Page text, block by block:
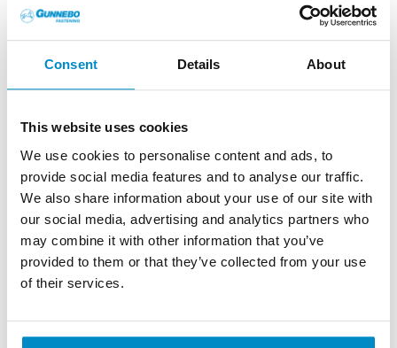
Consent Details About
This website uses cookies
We use cookies to personalise content and ads, to
provide social media features and to analyse our traffic.
We also share information about your use of our site with
our social media, advertising and analytics partners who
may combine it with other information that you’ve
provided to them or that they’ve collected from your use
of their services.
Logo och pressbilder
Läs våra kataloger
Kundservice
Teknisk support
Säljorganisation
Säljorganisation
Allmänna villkor
Kundservice